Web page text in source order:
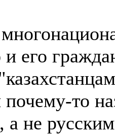
и его
то
а не